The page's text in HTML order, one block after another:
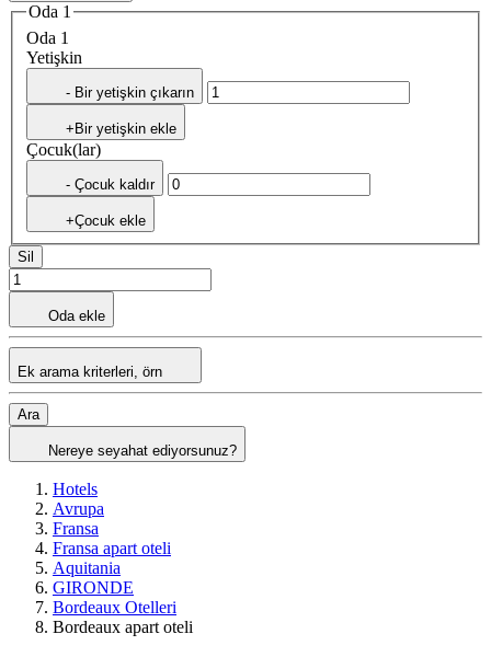
Oda 1
Oda 1
Yetişkin
- Bir yetişkin çıkarın
+Bir yetişkin ekle
Çocuk(lar)
- Çocuk kaldır
+Çocuk ekle
Sil
Oda ekle
Ek arama kriterleri, örn
Ara
Nereye seyahat ediyorsunuz?
Hotels
Avrupa
Fransa
Fransa apart oteli
Aquitania
GIRONDE
Bordeaux Otelleri
Bordeaux apart oteli